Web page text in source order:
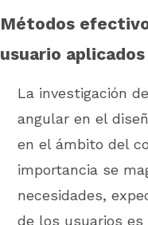
Métodos
usuario
La investigación
angular en el
en el ámbito del
importancia se
necesidades,
de los usuarios es